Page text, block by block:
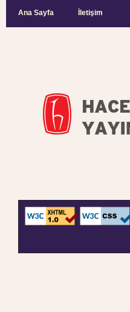
Ana Sayfa İletişim